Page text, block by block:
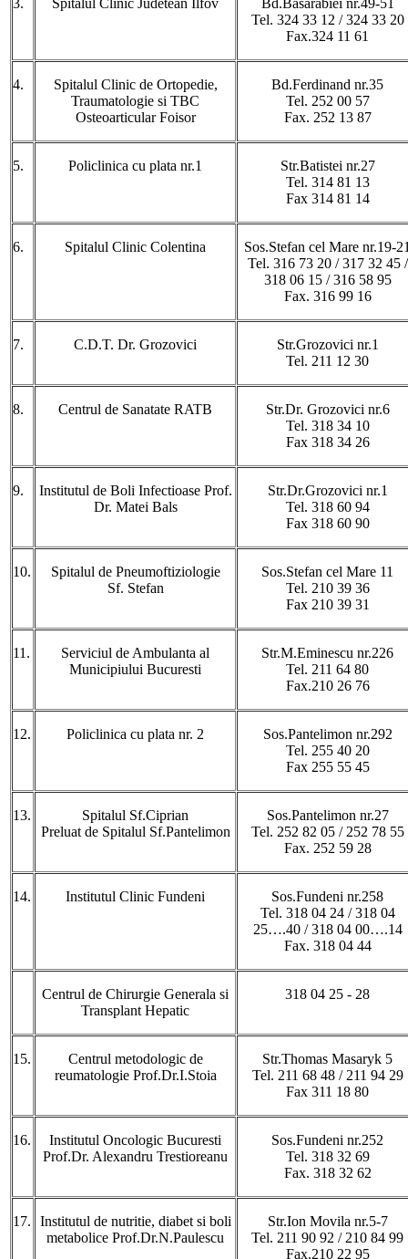
Tel. 324 33 12 / 324 33 20
Fax.324 11 61
4.
Spitalul Clinic de Ortopedie,
Traumatologie si TBC
Osteoarticular Foisor
Bd.Ferdinand nr.35
Tel. 252 00 57
Fax. 252 13 87
5. Policlinica cu plata nr.1
Str.Batistei nr.27
Tel. 314 81 13
Fax 314 81 14
6. Spitalul Clinic Colentina
Sos.Stefan cel Mare nr.19-
Tel. 316 73 20 / 317 32 45 /
318 06 15 / 316 58 95
Fax. 316 99 16
7. C.D.T. Dr. Grozovici
Str.Grozovici nr.1
Tel. 211 12 30
8. Centrul de Sanatate RATB
Str.Dr. Grozovici nr.6
Tel. 318 34 10
Fax 318 34 26
9.
Institutul de Boli Infectioase Prof.
Dr. Matei Bals
Str.Dr.Grozovici nr.1
Tel. 318 60 94
Fax 318 60 90
10.
Spitalul de Pneumoftiziologie
Sf. Stefan
Sos.Stefan cel Mare 11
Tel. 210 39 36
Fax 210 39 31
11.
Serviciul de Ambulanta al
Municipiului Bucuresti
Str.M.Eminescu nr.226
Tel. 211 64 80
Fax.210 26 76
12. Policlinica cu plata nr. 2
Sos.Pantelimon nr.292
Tel. 255 40 20
Fax 255 55 45
13.
Spitalul Sf.Ciprian
Preluat de Spitalul Sf.Pantelimon
Sos.Pantelimon nr.27
Tel. 252 82 05 / 252 78 55
Fax. 252 59 28
14. Institutul Clinic Fundeni
Sos.Fundeni nr.258
Tel. 318 04 24 / 318 04
25….40 / 318 04 00….14
Fax. 318 04 44
Centrul de Chirurgie Generala si
Transplant Hepatic
318 04 25 - 28
15.
Centrul metodologic de
reumatologie Prof.Dr.I.Stoia
Str.Thomas Masaryk 5
Tel. 211 68 48 / 211 94 29
Fax 311 18 80
16.
Institutul Oncologic Bucuresti
Prof.Dr. Alexandru Trestioreanu
Sos.Fundeni nr.252
Tel. 318 32 69
Fax. 318 32 62
17.
Institutul de nutritie, diabet si boli
metabolice Prof.Dr.N.Paulescu
Str.Ion Movila nr.5-7
Tel. 211 90 92 / 210 84 99
Fax.210 22 95